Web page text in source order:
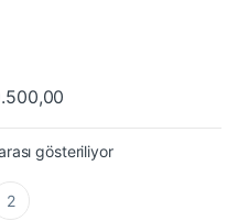
gösteriliyor
2